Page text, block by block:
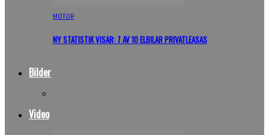
MOTOR
NY STATISTIK VISAR: 7 AV 10 ELBILAR PRIVATLEASAS
Bilder
Video